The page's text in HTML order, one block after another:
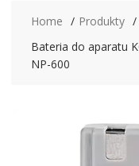
Home
Produkty
Bateria do aparatu
NP-600